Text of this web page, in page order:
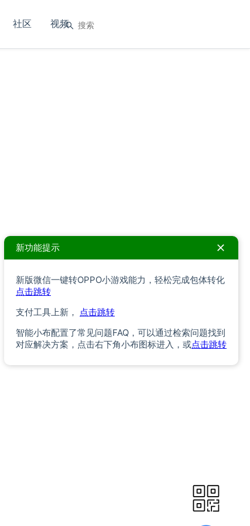
社区 视频
新功能提示
新版微信一键转OPPO小游戏能力，轻松完成包体转化
点击跳转
支付工具上新，
点击跳转
智能小布配置了常见问题FAQ，可以通过检索问题找到
对应解决方案，点击右下角小布图标进入，或点击跳转